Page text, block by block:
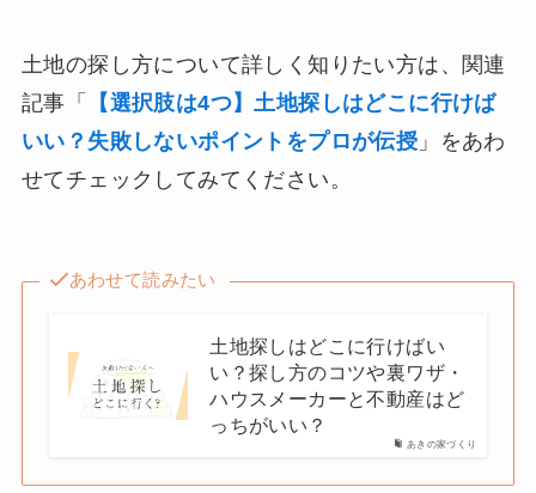
土地の探し方について詳しく知りたい方は、関連
記事「
【選択肢は4つ】土地探しはどこに行けば
いい？失敗しないポイントをプロが伝授 」をあわ
せてチェックしてみてください。
あわせて読みたい
あきの家づくり
土地探しはどこに行けばい
い？探し方のコツや裏ワザ・
ハウスメーカーと不動産はど
っちがいい？